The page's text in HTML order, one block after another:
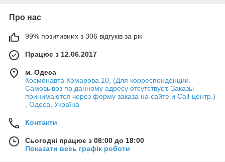
Про нас
99% позитивних з 306 відгуків за рік
Працює з 12.06.2017
м. Одеса
Космонавта Комарова 10, (Для корреспонденции.
Самовывоз по данному адресу отсутствует. Заказы
принимаются через форму заказа на сайте и Call-центр.)
, Одеса, Україна
Контакти
Сьогодні працює з 08:00 до 18:00
Показати весь графік роботи